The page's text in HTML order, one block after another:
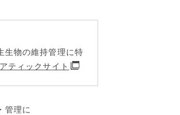
生物の維持管理に特
ティックサイト
管理に